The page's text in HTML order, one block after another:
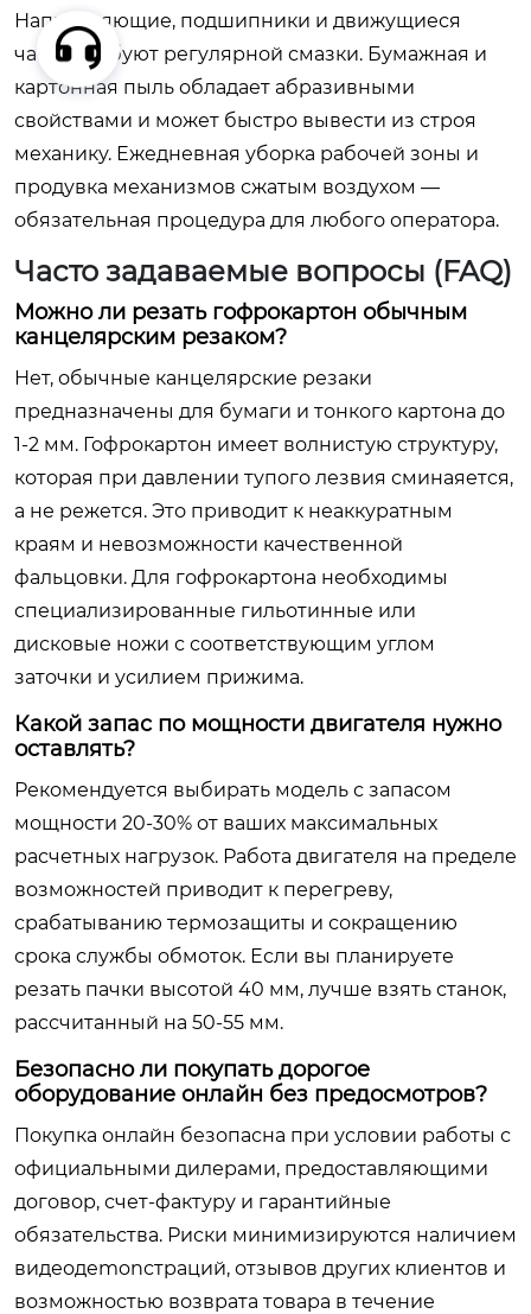
Направляющие, подшипники и движущиеся
части требуют регулярной смазки. Бумажная и
картонная пыль обладает абразивными
свойствами и может быстро вывести из строя
механику. Ежедневная уборка рабочей зоны и
продувка механизмов сжатым воздухом —
обязательная процедура для любого оператора.
Часто задаваемые вопросы (FAQ)
Можно ли резать гофрокартон обычным
канцелярским резаком?
Нет, обычные канцелярские резаки
предназначены для бумаги и тонкого картона до
1-2 мм. Гофрокартон имеет волнистую структуру,
которая при давлении тупого лезвия сминаяется,
а не режется. Это приводит к неаккуратным
краям и невозможности качественной
фальцовки. Для гофрокартона необходимы
специализированные гильотинные или
дисковые ножи с соответствующим углом
заточки и усилием прижима.
Какой запас по мощности двигателя нужно
оставлять?
Рекомендуется выбирать модель с запасом
мощности 20-30% от ваших максимальных
расчетных нагрузок. Работа двигателя на пределе
возможностей приводит к перегреву,
срабатыванию термозащиты и сокращению
срока службы обмоток. Если вы планируете
резать пачки высотой 40 мм, лучше взять станок,
рассчитанный на 50-55 мм.
Безопасно ли покупать дорогое
оборудование онлайн без предосмотров?
Покупка онлайн безопасна при условии работы с
официальными дилерами, предоставляющими
договор, счет-фактуру и гарантийные
обязательства. Риски минимизируются наличием
видеодemonстраций, отзывов других клиентов и
возможностью возврата товара в течение